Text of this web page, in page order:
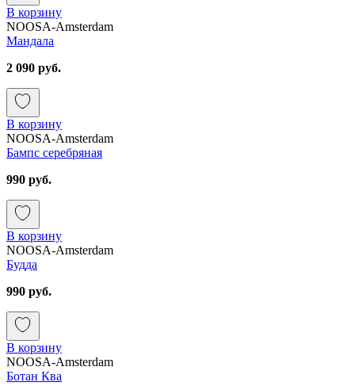
В корзину
NOOSA-Amsterdam
Мандала
2 090 руб.
В корзину
NOOSA-Amsterdam
Бампс серебряная
990 руб.
В корзину
NOOSA-Amsterdam
Будда
990 руб.
В корзину
NOOSA-Amsterdam
Ботан Ква